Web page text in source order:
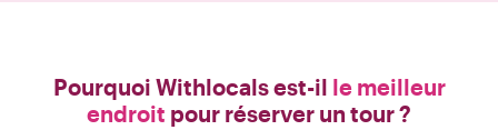
Pourquoi Withlocals est-il le meilleur
endroit pour réserver un tour ?